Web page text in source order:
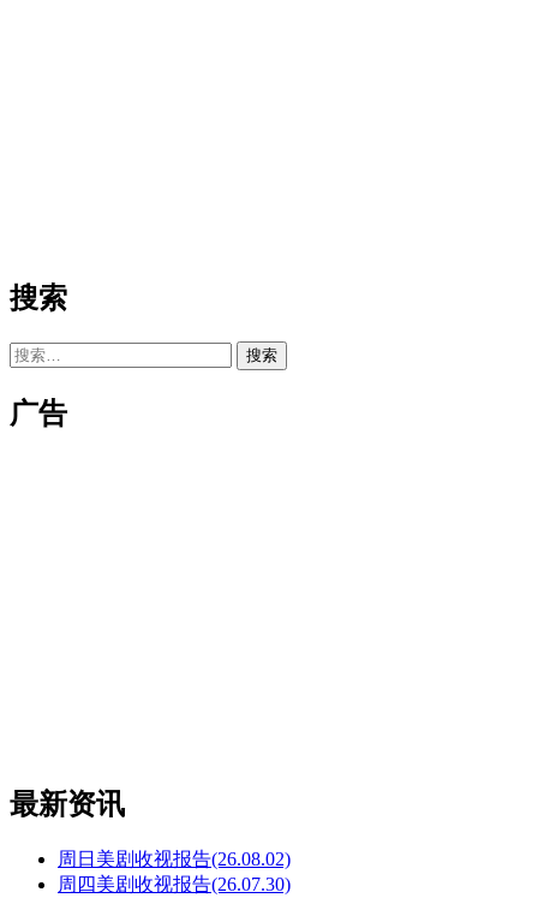
搜索
搜
广告
最新资讯
周日美剧收视报告(26.08.02)
周四美剧收视报告(26.07.30)